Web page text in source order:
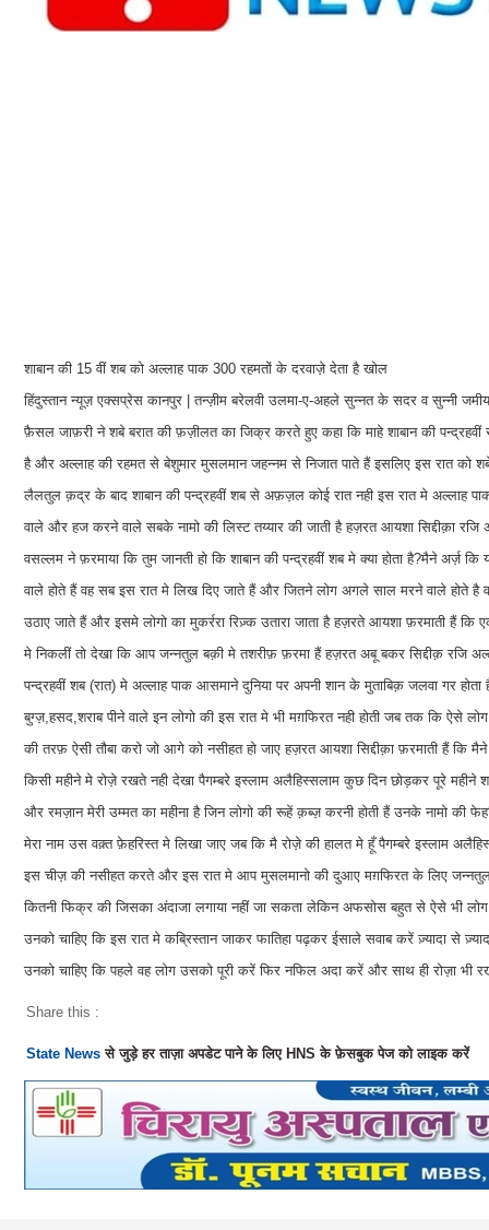
शाबान की 15 वीं शब को अल्लाह पाक 300 रहमतों के दरवाज़े देता है खोल
हिंदुस्तान न्यूज़ एक्सप्रेस कानपुर | तन्ज़ीम बरेलवी उलमा-ए-अहले सुन्नत के सदर व सुन्नी
फ़ैसल जाफ़री ने शबे बरात की फ़ज़ीलत का जिक्र करते हुए कहा कि माहे शाबान की पन्द्रहवीं
है और अल्लाह की रहमत से बेशुमार मुसलमान जहन्नम से निजात पाते हैं इसलिए इस रात को
लैलतुल क़द्र के बाद शाबान की पन्द्रहवीं शब से अफ़ज़ल कोई रात नही इस रात मे अल्लाह
वाले और हज करने वाले सबके नामो की लिस्ट तय्यार की जाती है हज़रत आयशा सिद्दीक़ा
वसल्लम ने फ़रमाया कि तुम जानती हो कि शाबान की पन्द्रहवीं शब मे क्या होता है?मैने अर्ज़
वाले होते हैं वह सब इस रात मे लिख दिए जाते हैं और जितने लोग अगले साल मरने वाले होते
उठाए जाते हैं और इसमे लोगो का मुकर्ररा रिज़्क उतारा जाता है हज़रते आयशा फ़रमाती हैं
मे निकलीं तो देखा कि आप जन्नतुल बक़ी मे तशरीफ़ फ़रमा हैं हज़रत अबू बकर सिद्दीक़ रजि
पन्द्रहवीं शब (रात) मे अल्लाह पाक आसमाने दुनिया पर अपनी शान के मुताबिक़ जलवा गर
बुग्ज़,हसद,शराब पीने वाले इन लोगो की इस रात मे भी मग़फिरत नही होती जब तक कि ऐसे
की तरफ़ ऐसी तौबा करो जो आगे को नसीहत हो जाए हज़रत आयशा सिद्दीक़ा फ़रमाती हैं कि
किसी महीने मे रोज़े रखते नही देखा पैगम्बरे इस्लाम अलैहिस्सलाम कुछ दिन छोड़कर पूरे महीने
और रमज़ान मेरी उम्मत का महीना है जिन लोगो की रूहें क़ब्ज़ करनी होती हैं उनके नामो की
मेरा नाम उस वक़्त फ़ेहरिस्त मे लिखा जाए जब कि मै रोज़े की हालत मे हूँ पैगम्बरे इस्लाम
इस चीज़ की नसीहत करते और इस रात मे आप मुसलमानो की दुआए मग़फिरत के लिए
कितनी फिक्र की जिसका अंदाजा लगाया नहीं जा सकता लेकिन अफसोस बहुत से ऐसे भी
उनको चाहिए कि इस रात मे कब्रिस्तान जाकर फातिहा पढ़कर ईसाले सवाब करें ज़्यादा से
उनको चाहिए कि पहले वह लोग उसको पूरी करें फिर नफिल अदा करें और साथ ही रोज़ा भी
Share this :
State News से जुड़े हर ताज़ा अपडेट पाने के लिए HNS के फ़ेसबुक पेज को लाइक करें